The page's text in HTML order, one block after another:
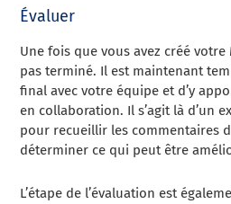
Évaluer
Une fois que vous avez créé votre
pas terminé. Il est maintenant
final avec votre équipe et d’y
en collaboration. Il s’agit là d’un
pour recueillir les commentaires
déterminer ce qui peut être
L’étape de l’évaluation est